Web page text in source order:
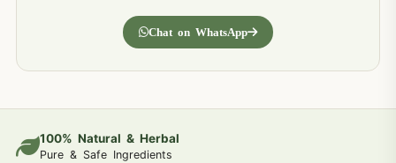
Chat on WhatsApp
100% Natural & Herbal
Pure & Safe Ingredients